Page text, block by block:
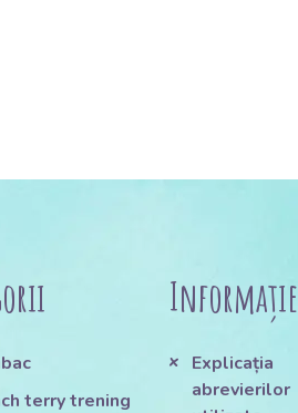
terry trening
Informație
Explicația
abrevierilor